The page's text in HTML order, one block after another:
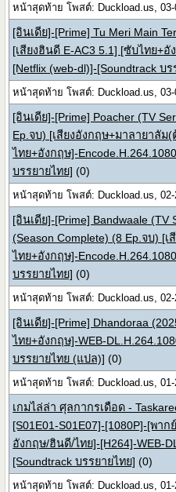
หน้าสุดท้าย โพสต์: Duckload.us, 03-
[อินเดีย]-[Prime] Tu Meri Main
[เสียงฮินดี E-AC3 5.1] [ซับไทย+อั
[Netflix (web-dl)]-[Soundtrack บ
หน้าสุดท้าย โพสต์: Duckload.us, 03-
[อินเดีย]-[Prime] Poacher (TV
Ep.จบ) [เสียงอังกฤษ+มาลายาลัม
ไทย+อังกฤษ]-
บรรยายไทย] (0)
หน้าสุดท้าย โพสต์: Duckload.us, 02-
[อินเดีย]-[Prime] Bandwaale
(Season Complete) (8 Ep.จบ) [
ไทย+อังกฤษ]-
บรรยายไทย] (0)
หน้าสุดท้าย โพสต์: Duckload.us, 02-
[อินเดีย]-[Prime] Dhandoraa
ไทย+อังกฤษ]-WEB-
บรรยายไทย (แปล)] (0)
หน้าสุดท้าย โพสต์: Duckload.us, 01-
เกมไล่ล่า ศุลกากรเดือด -
[S01E01-S01E07]-[1080P]-[พา
อังกฤษ/ฮินดี/ไทย]-[H264]-WEB-
[Soundtrack บรรยายไทย] (0)
หน้าสุดท้าย โพสต์: Duckload.us, 01-